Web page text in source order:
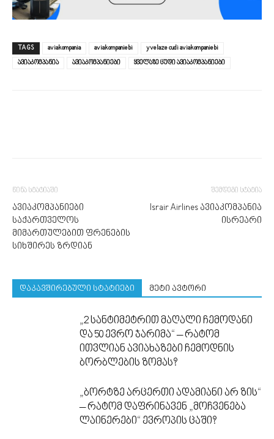
TAGS aviakompania aviakompaniebi
yvelaze cudi aviakompaniebi
ავიაკომპანია
ავიაკომპანიები ყველაზე ცუდი ავიაკომპანიები
წინა სტატიაში
ავიაკომპანიები
საქართველოს
მიმართულებით ფრენების
სიხშირეს ზრდიან
შემდეგი სტატია
Israir Airlines ავიაკომპანია
ისრეარი
დაკავშირებული სტატიები მეტი ავტორი
„2 სანტიმეტრით მაღალი ჩემოდანი
და 50 ევრო ჯარიმა“ – რატომ
ითვლიან ავიახაზები ჩემოდნის
ბორბლების ზომას?
„ბორტზე არცერთი ადამიანი არ ზის“
– რატომ დაფრინავენ „მოჩვენება
ლაინერები“ ევროპის ცაში?